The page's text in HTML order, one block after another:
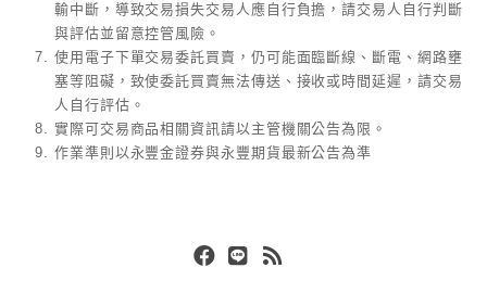
輸中斷，導致交易損失交易人應自行負擔，請交易人自行判斷
與評估並留意控管風險。
使用電子下單交易委託買賣，仍可能面臨斷線、斷電、網路壅
塞等阻礙，致使委託買賣無法傳送、接收或時間延遲，請交易
人自行評估。
實際可交易商品相關資訊請以主管機關公告為限。
作業準則以永豐金證券與永豐期貨最新公告為準